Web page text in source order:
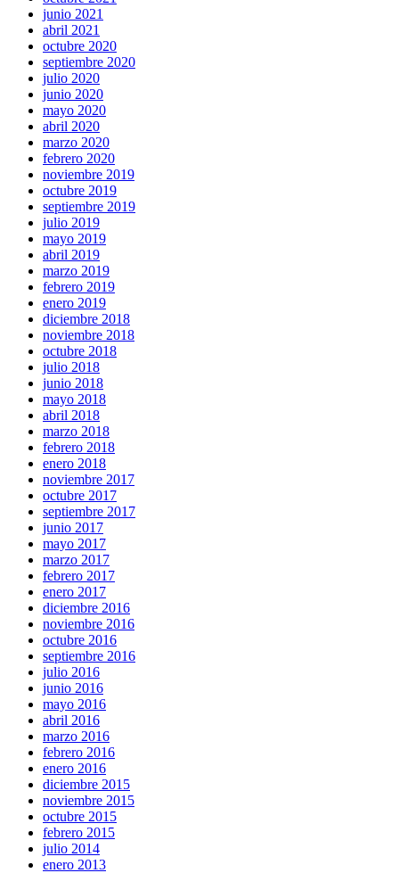
junio 2021
abril 2021
octubre 2020
septiembre 2020
julio 2020
junio 2020
mayo 2020
abril 2020
marzo 2020
febrero 2020
noviembre 2019
octubre 2019
septiembre 2019
julio 2019
mayo 2019
abril 2019
marzo 2019
febrero 2019
enero 2019
diciembre 2018
noviembre 2018
octubre 2018
julio 2018
junio 2018
mayo 2018
abril 2018
marzo 2018
febrero 2018
enero 2018
noviembre 2017
octubre 2017
septiembre 2017
junio 2017
mayo 2017
marzo 2017
febrero 2017
enero 2017
diciembre 2016
noviembre 2016
octubre 2016
septiembre 2016
julio 2016
junio 2016
mayo 2016
abril 2016
marzo 2016
febrero 2016
enero 2016
diciembre 2015
noviembre 2015
octubre 2015
febrero 2015
julio 2014
enero 2013